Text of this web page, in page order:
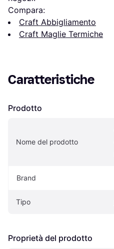
Compara:
Craft Abbigliamento
Craft Maglie Termiche
Caratteristiche
Prodotto
Nome del prodotto
Brand
Tipo
Proprietà del prodotto